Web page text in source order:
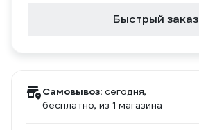
Быстрый заказ
Самовывоз: сегодня,
бесплатно, из 1 магазина